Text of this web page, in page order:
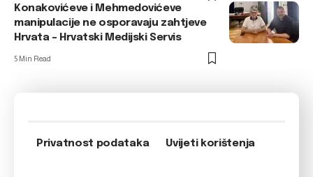
Konakovićeve i Mehmedovićeve
manipulacije ne osporavaju zahtjeve
Hrvata – Hrvatski Medijski Servis
5 Min Read
Privatnost podataka Uvijeti korištenja